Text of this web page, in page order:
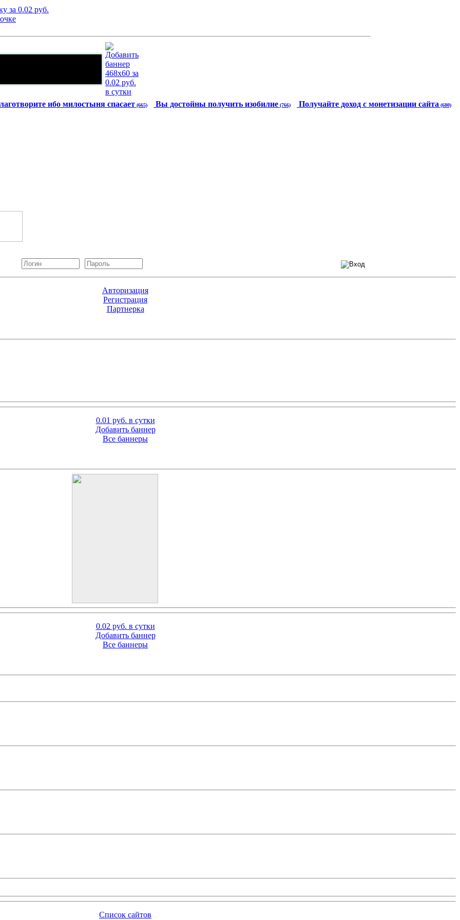
ибо милостыня спасает (665) Вы достойны получить изобилие (766) Получайте доход с монетизации сайта (680)
Авторизация
Регистрация
Партнерка
0.01 руб. в сутки
Добавить баннер
Все баннеры
0.02 руб. в сутки
Добавить баннер
Все баннеры
Список сайтов